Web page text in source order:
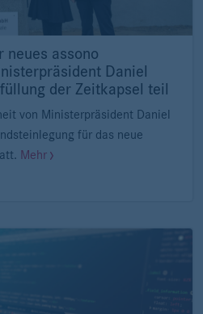
neues assono
Daniel
der Zeitkapsel teil
von Ministerpräsident Daniel
für das neue
Mehr